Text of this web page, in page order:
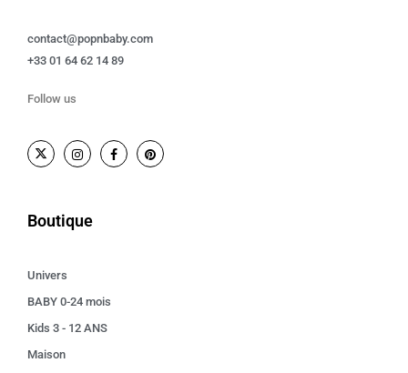
contact@popnbaby.com
+33 01 64 62 14 89
Follow us
Boutique
Univers
BABY 0-24 mois
Kids 3 - 12 ANS
Maison